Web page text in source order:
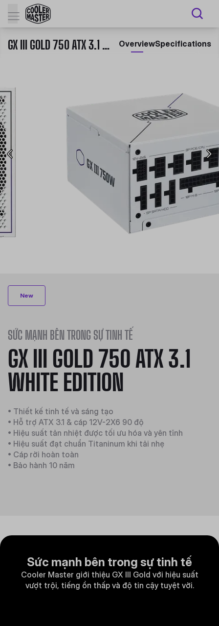
GX III GOLD 750 ATX 3.1 WHITE EDITION OverviewSpecifications
New
SỨC MẠNH BÊN TRONG SỰ TINH TẾ
GX III GOLD 750 ATX 3.1
WHITE EDITION
• Thiết kế tinh tế và sáng tạo
• Hỗ trợ ATX 3.1 & cáp 12V-2X6 90 độ
• Hiệu suất tản nhiệt được tối ưu hóa và yên tĩnh
• Hiệu suất đạt chuẩn Titaninum khi tải nhẹ
• Cáp rời hoàn toàn
• Bảo hành 10 năm
Sức mạnh bên trong sự tinh tế
Cooler Master giới thiệu GX III Gold với hiệu suất
vượt trội, tiếng ồn thấp và độ tin cậy tuyệt vời.